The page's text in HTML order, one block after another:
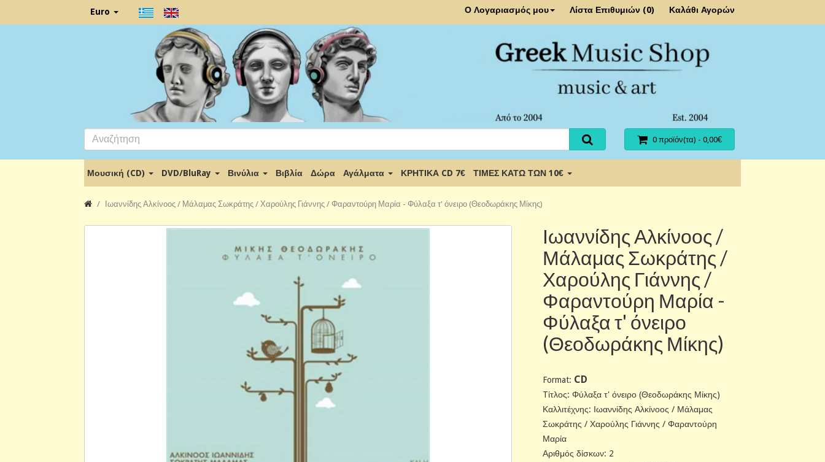
Euro Ο Λογαριασμός μου Λίστα Επιθυμιών (0) Καλάθι Αγορών
0 προϊόν(τα) - 0,00€
Μουσική (CD) DVD/BluRay Βινύλια Βιβλία Δώρα Αγάλματα ΚΡΗΤΙΚΑ CD 7€ ΤΙΜΕΣ ΚΑΤΩ ΤΩΝ 10€
Ιωαννίδης Αλκίνοος / Μάλαμας Σωκράτης / Χαρούλης Γιάννης / Φαραντούρη Μαρία - Φύλαξα τ' όνειρο (Θεοδωράκης Μίκης)
Ιωαννίδης Αλκίνοος /
Μάλαμας Σωκράτης /
Χαρούλης Γιάννης /
Φαραντούρη Μαρία -
Φύλαξα τ' όνειρο
(Θεοδωράκης Μίκης)
Format: CD
Tίτλος: Φύλαξα τ' όνειρο (Θεοδωράκης Μίκης)
Καλλιτέχνης: Ιωαννίδης Αλκίνοος / Μάλαμας
Σωκράτης / Χαρούλης Γιάννης / Φαραντούρη
Μαρία
Αριθμός δίσκων: 2